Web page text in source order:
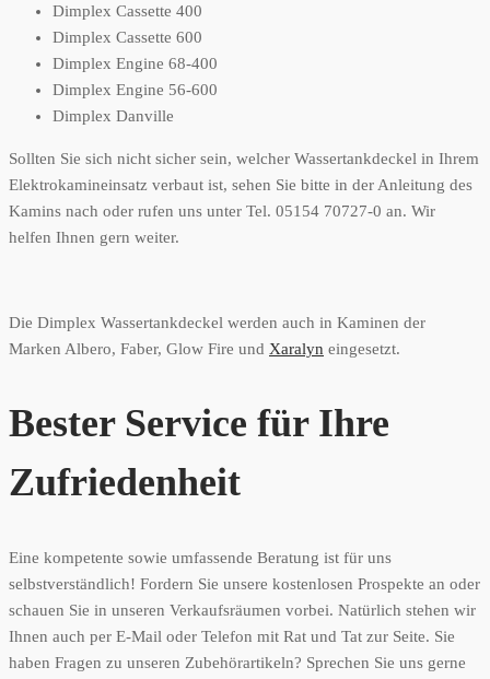
Dimplex Cassette 400
Dimplex Cassette 600
Dimplex Engine 68-400
Dimplex Engine 56-600
Dimplex Danville
Sollten Sie sich nicht sicher sein, welcher Wassertankdeckel in Ihrem
Elektrokamineinsatz verbaut ist, sehen Sie bitte in der Anleitung des
Kamins nach oder rufen uns unter Tel. 05154 70727-0 an. Wir
helfen Ihnen gern weiter.
Die Dimplex Wassertankdeckel werden auch in Kaminen der
Marken Albero, Faber, Glow Fire und Xaralyn eingesetzt.
Bester Service für Ihre
Zufriedenheit
Eine kompetente sowie umfassende Beratung ist für uns
selbstverständlich! Fordern Sie unsere kostenlosen Prospekte an oder
schauen Sie in unseren Verkaufsräumen vorbei. Natürlich stehen wir
Ihnen auch per E-Mail oder Telefon mit Rat und Tat zur Seite. Sie
haben Fragen zu unseren Zubehörartikeln? Sprechen Sie uns gerne